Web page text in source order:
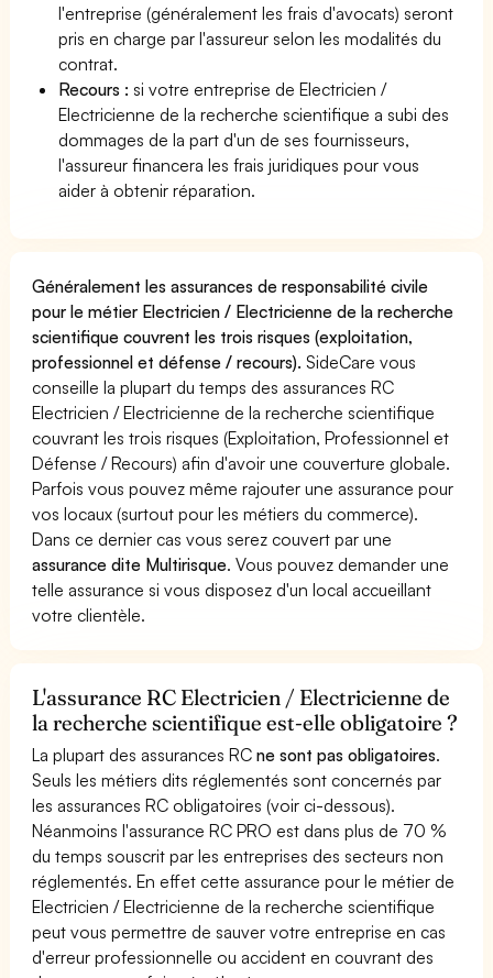
l'entreprise (généralement les frais d'avocats) seront
pris en charge par l'assureur selon les modalités du
contrat.
Recours : si votre entreprise de Electricien /
Electricienne de la recherche scientifique a subi des
dommages de la part d'un de ses fournisseurs,
l'assureur financera les frais juridiques pour vous
aider à obtenir réparation.
Généralement les assurances de responsabilité civile
pour le métier Electricien / Electricienne de la recherche
scientifique couvrent les trois risques (exploitation,
professionnel et défense / recours). SideCare vous
conseille la plupart du temps des assurances RC
Electricien / Electricienne de la recherche scientifique
couvrant les trois risques (Exploitation, Professionnel et
Défense / Recours) afin d'avoir une couverture globale.
Parfois vous pouvez même rajouter une assurance pour
vos locaux (surtout pour les métiers du commerce).
Dans ce dernier cas vous serez couvert par une
assurance dite Multirisque. Vous pouvez demander une
telle assurance si vous disposez d'un local accueillant
votre clientèle.
L'assurance RC Electricien / Electricienne de
la recherche scientifique est-elle obligatoire ?
La plupart des assurances RCne sont pas obligatoires.
Seuls les métiers dits réglementés sont concernés par
les assurances RC obligatoires (voir ci-dessous).
Néanmoins l'assurance RC PRO est dans plus de 70 %
du temps souscrit par les entreprises des secteurs non
réglementés. En effet cette assurance pour le métier de
Electricien / Electricienne de la recherche scientifique
peut vous permettre de sauver votre entreprise en cas
d'erreur professionnelle ou accident en couvrant des